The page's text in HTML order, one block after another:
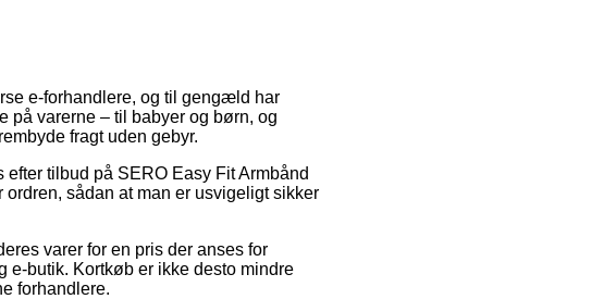
e-forhandlere, og til gengæld har
på varerne – til babyer og børn, og
fragt uden gebyr.
tilbud på SERO Easy Fit Armbånd
sådan at man er usvigeligt sikker
varer for en pris der anses for
butik. Kortkøb er ikke desto mindre
forhandlere.